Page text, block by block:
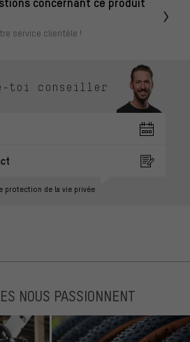
service clientèle !
toi conseiller
protection de la vie privée
NOUS PASSIONNENT